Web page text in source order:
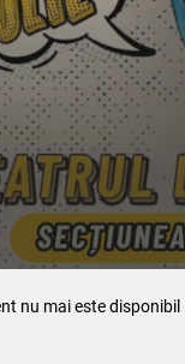
nu mai este disponibil